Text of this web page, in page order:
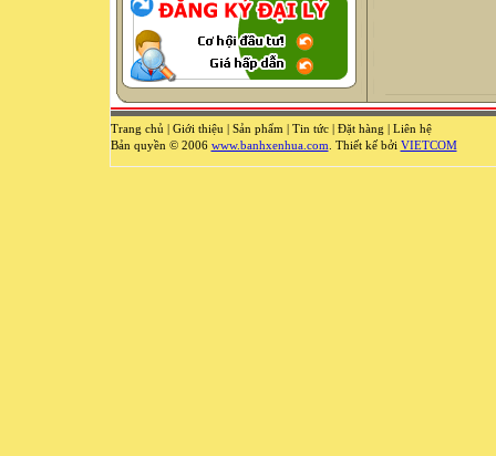
Trang chủ | Giới thiệu | Sản phẩm | Tin tức| Đặt hàng | Liên hệ
Bản quyền © 2006 www.banhxenhua.com . Thiết kế bởi VIETCOM